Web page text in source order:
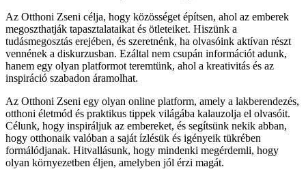
Az Otthoni Zseni célja, hogy közösséget építsen, ahol az emberek
megoszthatják tapasztalataikat és ötleteiket. Hiszünk a
tudásmegosztás erejében, és szeretnénk, ha olvasóink aktívan részt
vennének a diskurzusban. Ezáltal nem csupán információt adunk,
hanem egy olyan platformot teremtünk, ahol a kreativitás és az
inspiráció szabadon áramolhat.
Az Otthoni Zseni egy olyan online platform, amely a lakberendezés,
otthoni életmód és praktikus tippek világába kalauzolja el olvasóit.
Célunk, hogy inspiráljuk az embereket, és segítsünk nekik abban,
hogy otthonaik valóban a saját ízlésük és igényeik tükrében
formálódjanak. Hitvallásunk, hogy mindenki megérdemli, hogy
olyan környezetben éljen, amelyben jól érzi magát.